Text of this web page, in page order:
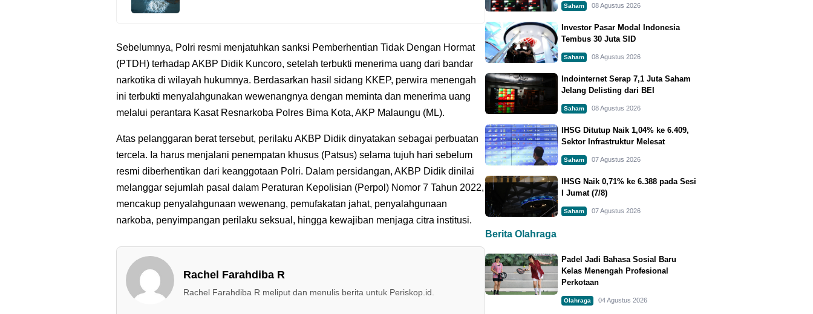
Sebelumnya, Polri resmi menjatuhkan sanksi Pemberhentian Tidak Dengan Hormat
(PTDH) terhadap AKBP Didik Kuncoro, setelah terbukti menerima uang dari bandar
narkotika di wilayah hukumnya. Berdasarkan hasil sidang KKEP, perwira menengah
ini terbukti menyalahgunakan wewenangnya dengan meminta dan menerima uang
melalui perantara Kasat Resnarkoba Polres Bima Kota, AKP Malaungu (ML).
Atas pelanggaran berat tersebut, perilaku AKBP Didik dinyatakan sebagai perbuatan
tercela. Ia harus menjalani penempatan khusus (Patsus) selama tujuh hari sebelum
resmi diberhentikan dari keanggotaan Polri. Dalam persidangan, AKBP Didik dinilai
melanggar sejumlah pasal dalam Peraturan Kepolisian (Perpol) Nomor 7 Tahun 2022,
mencakup penyalahgunaan wewenang, pemufakatan jahat, penyalahgunaan
narkoba, penyimpangan perilaku seksual, hingga kewajiban menjaga citra institusi.
Rachel Farahdiba R
Rachel Farahdiba R meliput dan menulis berita untuk Periskop.id.
Saham 08 Agustus 2026
Investor Pasar Modal Indonesia
Tembus 30 Juta SID
Saham 08 Agustus 2026
Indointernet Serap 7,1 Juta Saham
Jelang Delisting dari BEI
Saham 08 Agustus 2026
IHSG Ditutup Naik 1,04% ke 6.409,
Sektor Infrastruktur Melesat
Saham 07 Agustus 2026
IHSG Naik 0,71% ke 6.388 pada Sesi
I Jumat (7/8)
Saham 07 Agustus 2026
Berita Olahraga
Padel Jadi Bahasa Sosial Baru
Kelas Menengah Profesional
Perkotaan
Olahraga 04 Agustus 2026